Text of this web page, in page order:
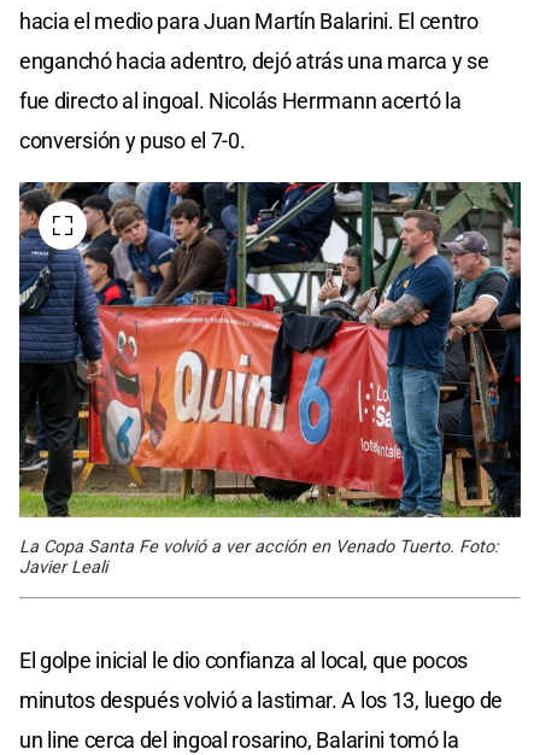
hacia el medio para Juan Martín Balarini. El centro
enganchó hacia adentro, dejó atrás una marca y se
fue directo al ingoal. Nicolás Herrmann acertó la
conversión y puso el 7-0.
La Copa Santa Fe volvió a ver acción en Venado Tuerto. Foto:
Javier Leali
El golpe inicial le dio confianza al local, que pocos
minutos después volvió a lastimar. A los 13, luego de
un line cerca del ingoal rosarino, Balarini tomó la